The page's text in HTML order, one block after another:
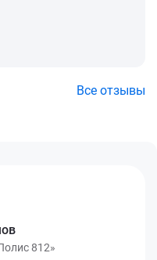
Все отзывы
812»